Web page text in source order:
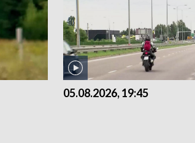
05.08.2026, 19:45